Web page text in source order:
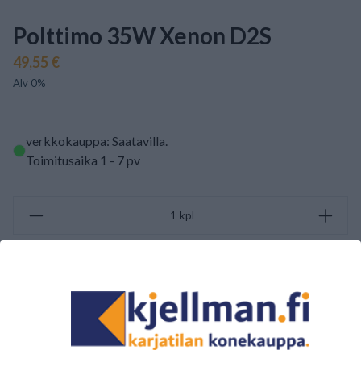
Polttimo 35W Xenon D2S
49,55 €
Alv 0%
verkkokauppa: Saatavilla.
Toimitusaika 1 - 7 pv
kpl
ARVOSTELUJEN YHTEENVETO